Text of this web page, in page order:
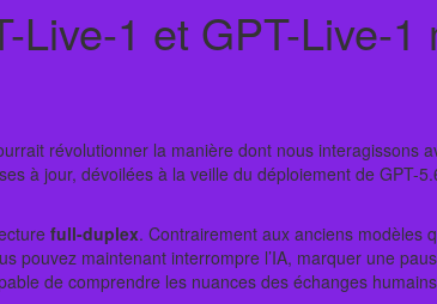
Live-1 et GPT-Live-
révolutionner la manière dont nous interagissons
à jour, dévoilées à la veille du déploiement de GPT-
full-duplex. Contrairement aux anciens modèles
pouvez maintenant interrompre l’IA, marquer une
de comprendre les nuances des échanges